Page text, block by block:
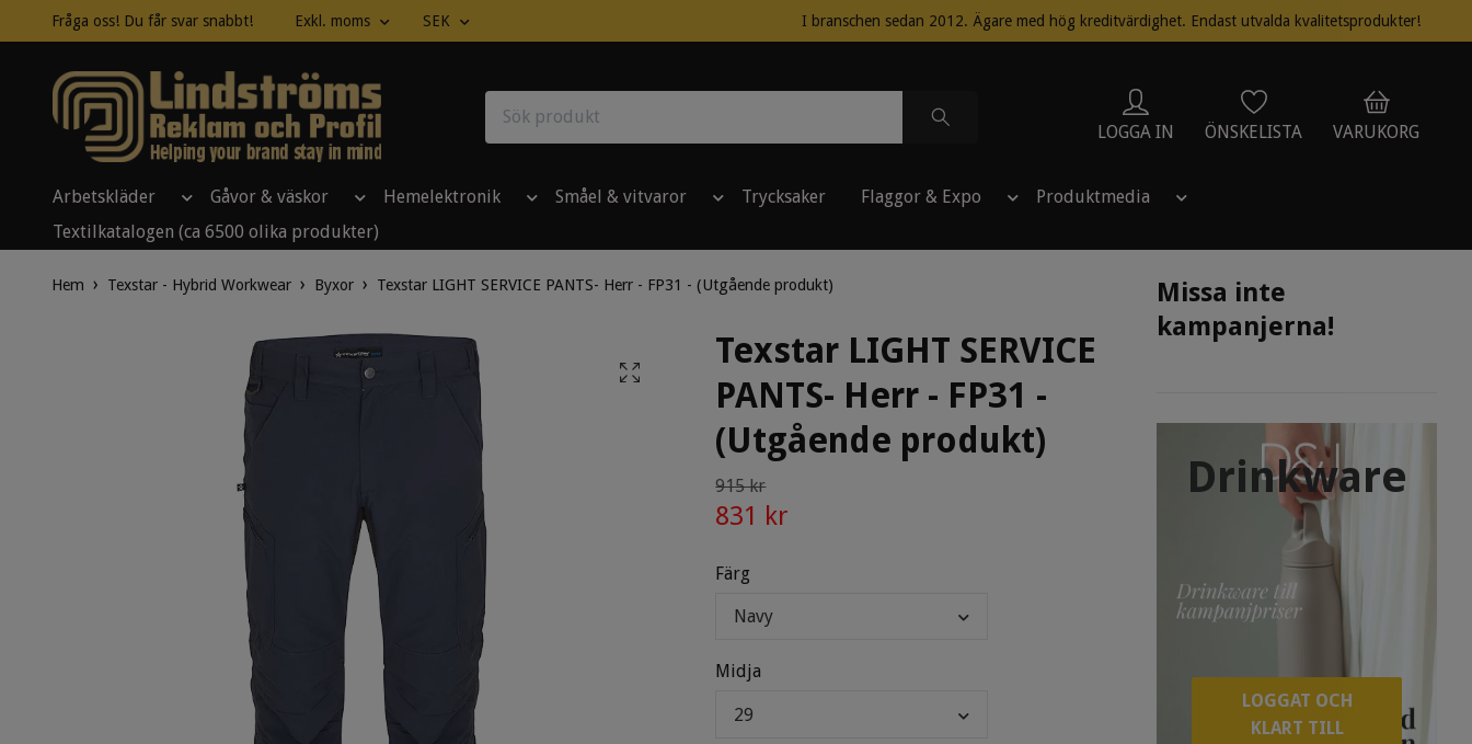
Fråga oss! Du får svar snabbt! Exkl. moms SEK I branschen sedan 2012. Ägare med hög kreditvärdighet. Endast utvalda kvalitetsprodukter!
LOGGA IN ÖNSKELISTA VARUKORG
Arbetskläder Gåvor & väskor Hemelektronik Småel & vitvaror Trycksaker Flaggor & Expo
Produktmedia
Textilkatalogen (ca 6500 olika produkter)
Missa inte
kampanjerna!
Drinkware
LOGGAT OCH
KLART TILL
Hem Texstar - Hybrid Workwear Byxor Texstar LIGHT SERVICE PANTS- Herr - FP31 - (Utgående produkt)
Texstar LIGHT SERVICE
PANTS- Herr - FP31 -
(Utgående produkt)
915 kr
831 kr
Färg
Navy
Midja
29